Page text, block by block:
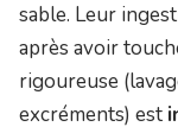
sable. Leur
après avoir
rigoureuse
excréments) est